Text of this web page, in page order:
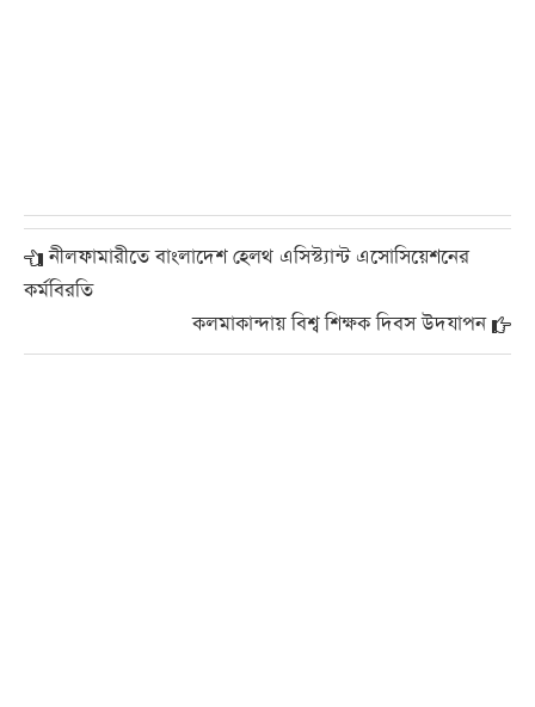
নীলফামারীতে বাংলাদেশ হেলথ এসিস্ট‍্যান্ট এসোসিয়েশনের
কর্মবিরতি
কলমাকান্দায় বিশ্ব শিক্ষক দিবস উদযাপন